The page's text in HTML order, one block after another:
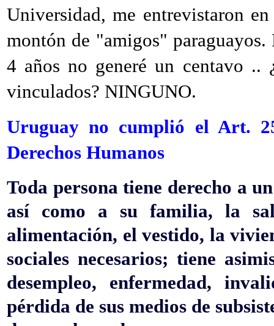
Universidad, me entrevistaron
montón de "amigos" paraguayos.
4 años no generé un centavo ..
vinculados? NINGUNO.
Uruguay no cumplió el Art.
Derechos Humanos
Toda persona tiene derecho a
así como a su familia, la
alimentación, el vestido, la
sociales necesarios; tiene
desempleo, enfermedad,
pérdida de sus medios de